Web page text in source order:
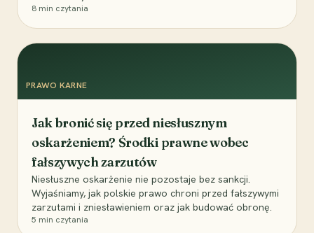
8 min czytania
PRAWO KARNE
Jak bronić się przed niesłusznym
oskarżeniem? Środki prawne wobec
fałszywych zarzutów
Niesłuszne oskarżenie nie pozostaje bez sankcji.
Wyjaśniamy, jak polskie prawo chroni przed fałszywymi
zarzutami i zniesławieniem oraz jak budować obronę.
5 min czytania